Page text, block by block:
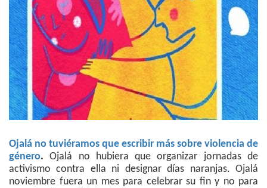
Ojalá no tuviéramos que escribir más sobre violencia de
género. Ojalá no hubiera que organizar jornadas de
activismo contra ella ni designar días naranjas. Ojalá
noviembre fuera un mes para celebrar su fin y no para